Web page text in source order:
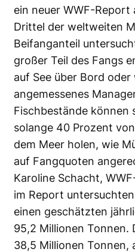
ein neuer WWF-Report
Drittel der weltweiten
Beifanganteil
großer Teil des Fangs
auf See über Bord
angemessenes
Fischbestände können
solange 40 Prozent
dem Meer holen, wie
auf Fangquoten
Karoline Schacht,
im Report
einen geschätzten
95,2 Millionen Tonnen.
38,5 Millionen Tonnen,